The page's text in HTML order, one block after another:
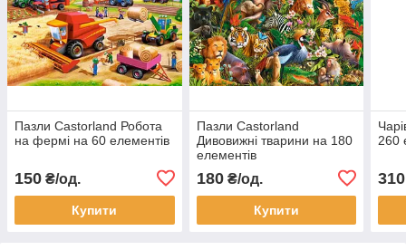
Пазли Castorland Робота
на фермі на 60 елементів
150 ₴/од.
Купити
Пазли Castorland
Дивовижні тварини на 180
елементів
180₴/од.
Купити
260
310